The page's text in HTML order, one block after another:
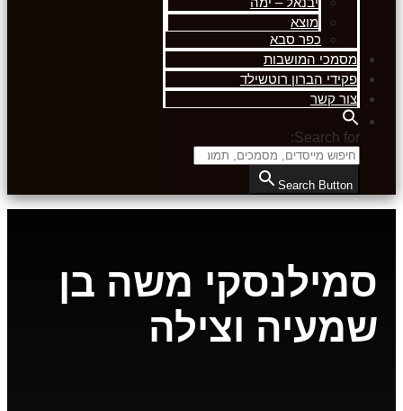
מוצא
כפר סבא
מסמכי המושבות
פקידי הברון רוטשילד
צור קשר
Search for:
Search Button
סמילנסקי משה בן
שמעיה וצילה